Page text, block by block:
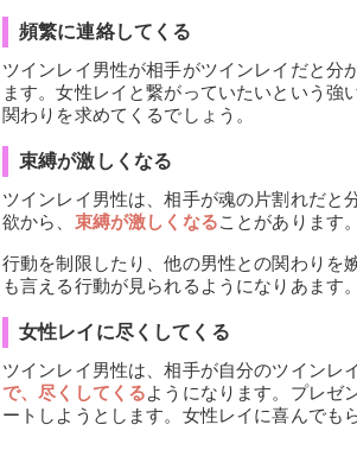
頻繁に連絡してくる
ツインレイ男性が相手がツインレイだと分
ます。女性レイと繋がっていたいという強
関わりを求めてくるでしょう。
束縛が激しくなる
ツインレイ男性は、相手が魂の片割れだと
欲から、 束縛が激しくなることがあります。
行動を制限したり、他の男性との関わりを
も言える行動が見られるようになりあます。
女性レイに尽くしてくる
ツインレイ男性は、相手が自分のツインレ
で、尽くしてくるようになります。プレゼ
ートしようとします。女性レイに喜んでも